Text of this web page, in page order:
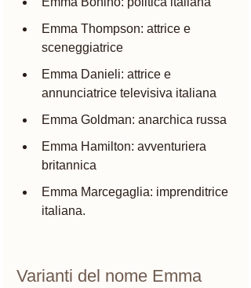
Emma Thompson: attrice e
sceneggiatrice
Emma Danieli: attrice e
annunciatrice televisiva italiana
Emma Goldman: anarchica russa
Emma Hamilton: avventuriera
britannica
Emma Marcegaglia: imprenditrice
italiana.
Varianti del nome Emma